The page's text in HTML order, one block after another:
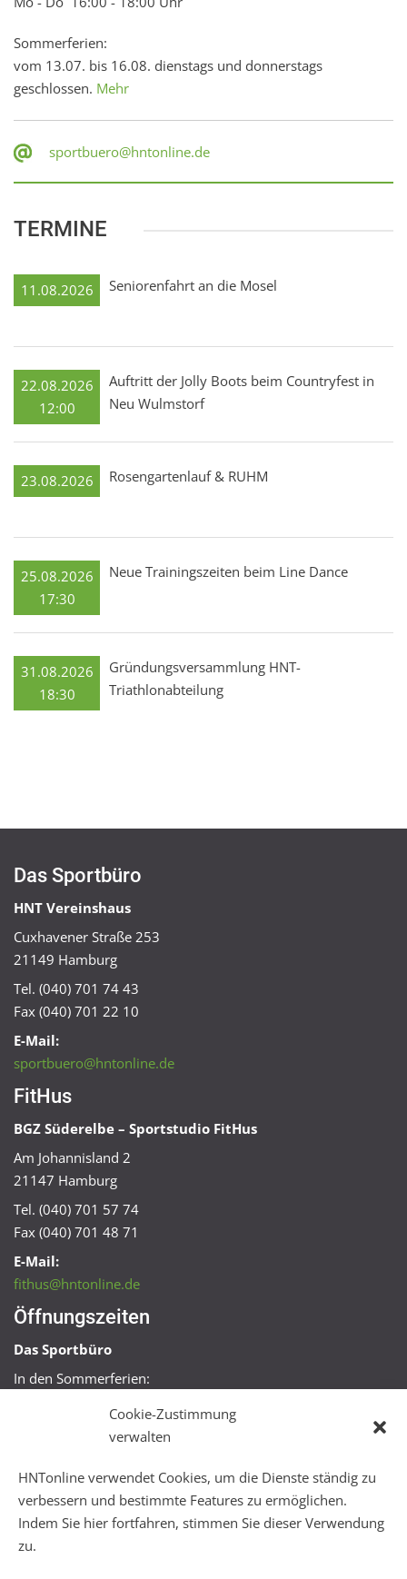
Cookie-Zustimmung
verwalten
HNTonline verwendet Cookies, um die Dienste ständig zu
verbessern und bestimmte Features zu ermöglichen.
Indem Sie hier fortfahren, stimmen Sie dieser Verwendung
zu.
Sommerferien:
vom 13.07. bis 16.08. dienstags und donnerstags
geschlossen. Mehr
sportbuero@hntonline.de
TERMINE
11.08.2026 Seniorenfahrt an die Mosel
22.08.2026
12:00
Auftritt der Jolly Boots beim Countryfest in
Neu Wulmstorf
23.08.2026 Rosengartenlauf & RUHM
25.08.2026
17:30
Neue Trainingszeiten beim Line Dance
31.08.2026
18:30
Gründungsversammlung HNT-
Triathlonabteilung
Das Sportbüro
HNT Vereinshaus
Cuxhavener Straße 253
21149 Hamburg
Tel. (040) 701 74 43
Fax (040) 701 22 10
E-Mail:
sportbuero@hntonline.de
FitHus
BGZ Süderelbe – Sportstudio FitHus
Am Johannisland 2
21147 Hamburg
Tel. (040) 701 57 74
Fax (040) 701 48 71
E-Mail:
fithus@hntonline.de
Öffnungszeiten
Das Sportbüro
In den Sommerferien:
Mo + Mi 16:00 – 18:00 Uhr
Mo – Fr 08:00 – 22:00 Uhr
Sa + So 10:00 – 18:00 Uhr